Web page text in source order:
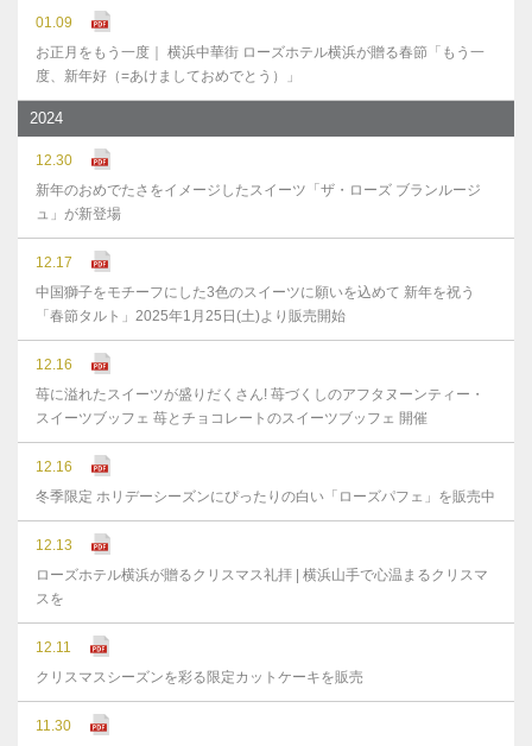
01.09
お正月をもう一度｜ 横浜中華街 ローズホテル横浜が贈る春節「もう一
度、新年好（=あけましておめでとう）」
2024
12.30
新年のおめでたさをイメージしたスイーツ「ザ・ローズ ブランルージ
ュ」が新登場
12.17
中国獅子をモチーフにした3色のスイーツに願いを込めて 新年を祝う
「春節タルト」2025年1月25日(土)より販売開始
12.16
苺に溢れたスイーツが盛りだくさん! 苺づくしのアフタヌーンティー・
スイーツブッフェ 苺とチョコレートのスイーツブッフェ 開催
12.16
冬季限定 ホリデーシーズンにぴったりの白い「ローズパフェ」を販売中
12.13
ローズホテル横浜が贈るクリスマス礼拝 | 横浜山手で心温まるクリスマ
スを
12.11
クリスマスシーズンを彩る限定カットケーキを販売
11.30